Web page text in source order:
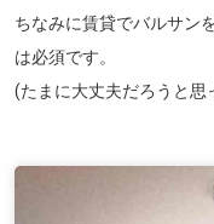
ちなみに賃貸でバルサン
は必須です。
(たまに大丈夫だろうと思